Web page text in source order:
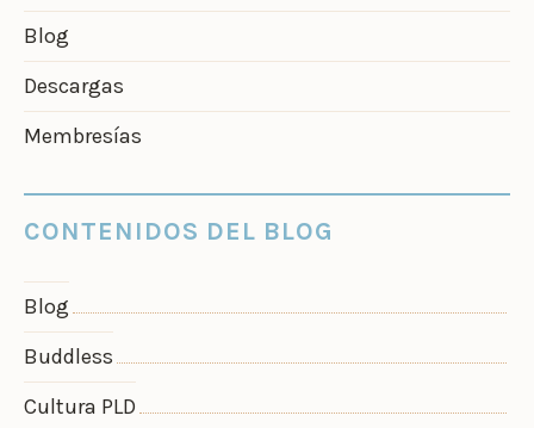
Blog
Descargas
Membresías
CONTENIDOS DEL BLOG
Blog
Buddless
Cultura PLD